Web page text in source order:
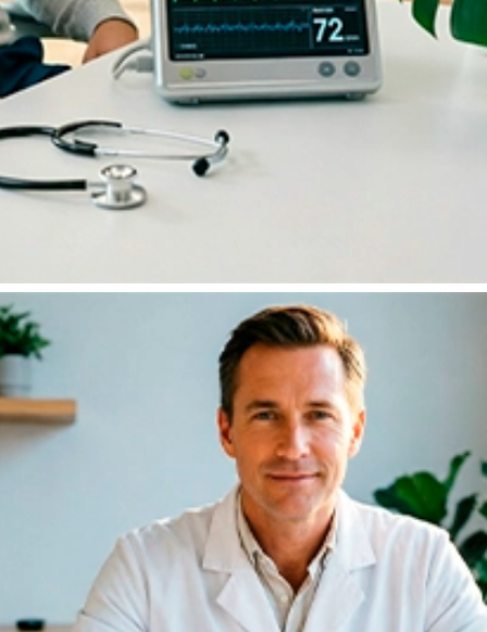
Бесплатное обследование перед
кодированием!
При оплате наличными полной стоимости первичного
выезда —
бесплатное КТГ (кардиотокография) или
перед кодированием в подарок.
Оставить заявку